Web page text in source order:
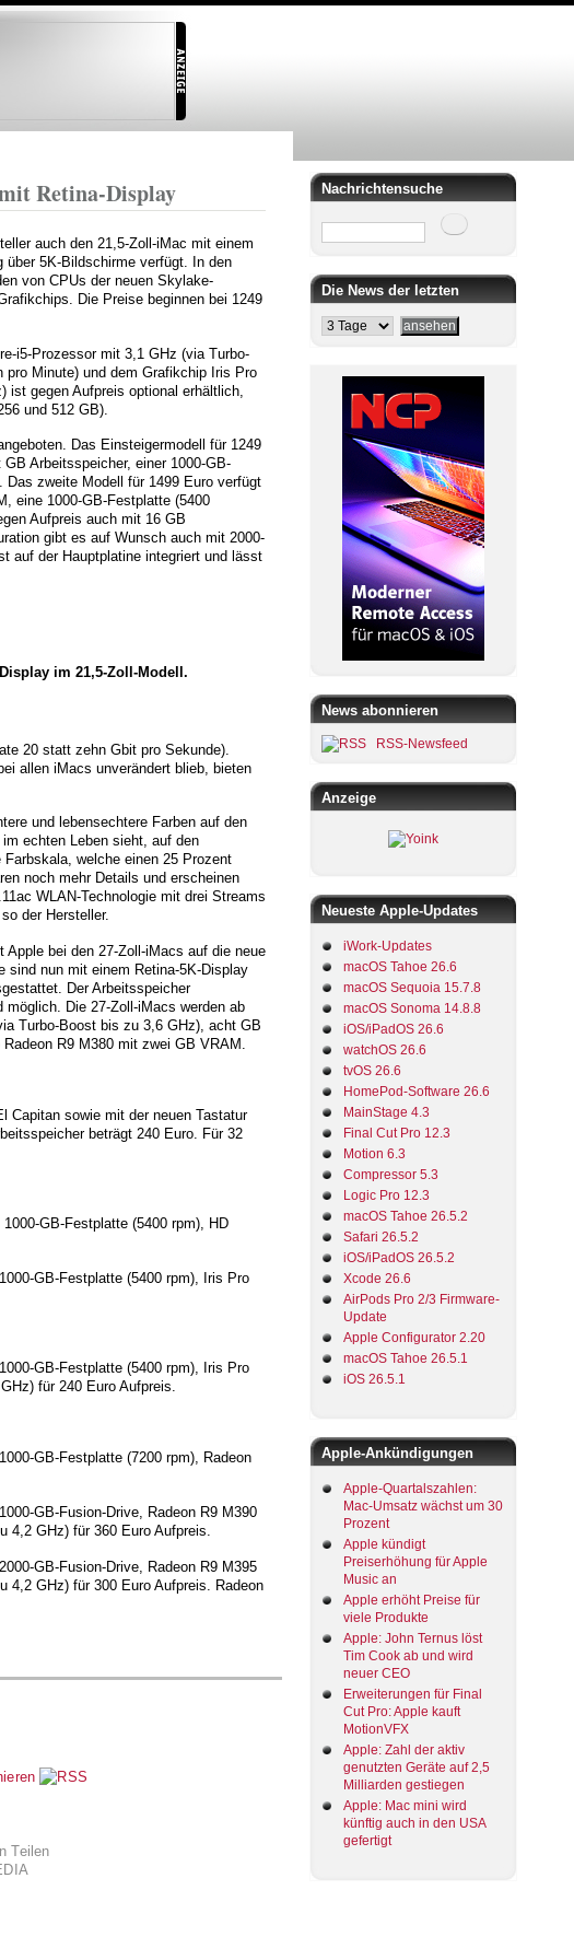
Retina-Display
auch den 21,5-Zoll-iMac mit einem
über 5K-Bildschirme verfügt. In den
von CPUs der neuen Skylake-
Die Preise beginnen bei 1249
i5-Prozessor mit 3,1 GHz (via Turbo-
pro Minute) und dem Grafikchip Iris Pro
gegen Aufpreis optional erhältlich,
und 512 GB).
Das Einsteigermodell für 1249
Arbeitsspeicher, einer 1000-GB-
Das zweite Modell für 1499 Euro verfügt
eine 1000-GB-Festplatte (5400
Aufpreis auch mit 16 GB
gibt es auf Wunsch auch mit 2000-
auf der Hauptplatine integriert und lässt
im 21,5-Zoll-Modell.
20 statt zehn Gbit pro Sekunde).
allen iMacs unverändert blieb, bieten
und lebensechtere Farben auf den
echten Leben sieht, auf den
welche einen 25 Prozent
noch mehr Details und erscheinen
WLAN-Technologie mit drei Streams
der Hersteller.
bei den 27-Zoll-iMacs auf die neue
sind nun mit einem Retina-5K-Display
Der Arbeitsspeicher
Die 27-Zoll-iMacs werden ab
Turbo-Boost bis zu 3,6 GHz), acht GB
R9 M380 mit zwei GB VRAM.
Capitan sowie mit der neuen Tastatur
beträgt 240 Euro. Für 32
GB-Festplatte (5400 rpm), HD
GB-Festplatte (5400 rpm), Iris Pro
GB-Festplatte (5400 rpm), Iris Pro
für 240 Euro Aufpreis.
GB-Festplatte (7200 rpm), Radeon
GB-Fusion-Drive, Radeon R9 M390
GHz) für 360 Euro Aufpreis.
GB-Fusion-Drive, Radeon R9 M395
4,2 GHz) für 300 Euro Aufpreis. Radeon
Teilen
Nachrichtensuche
Suche
Die News der letzten
News abonnieren
RSS-Newsfeed
Anzeige
Neueste Apple-Updates
iWork-Updates
macOS Tahoe 26.6
macOS Sequoia 15.7.8
macOS Sonoma 14.8.8
iOS/iPadOS 26.6
watchOS 26.6
tvOS 26.6
HomePod-Software 26.6
MainStage 4.3
Final Cut Pro 12.3
Motion 6.3
Compressor 5.3
Logic Pro 12.3
macOS Tahoe 26.5.2
Safari 26.5.2
iOS/iPadOS 26.5.2
Xcode 26.6
AirPods Pro 2/3 Firmware-
Update
Apple Configurator 2.20
macOS Tahoe 26.5.1
iOS 26.5.1
Apple-Ankündigungen
Apple-Quartalszahlen:
Mac-Umsatz wächst um 30
Prozent
Apple kündigt
Preiserhöhung für Apple
Music an
Apple erhöht Preise für
viele Produkte
Apple: John Ternus löst
Tim Cook ab und wird
neuer CEO
Erweiterungen für Final
Cut Pro: Apple kauft
MotionVFX
Apple: Zahl der aktiv
genutzten Geräte auf 2,5
Milliarden gestiegen
Apple: Mac mini wird
künftig auch in den USA
gefertigt